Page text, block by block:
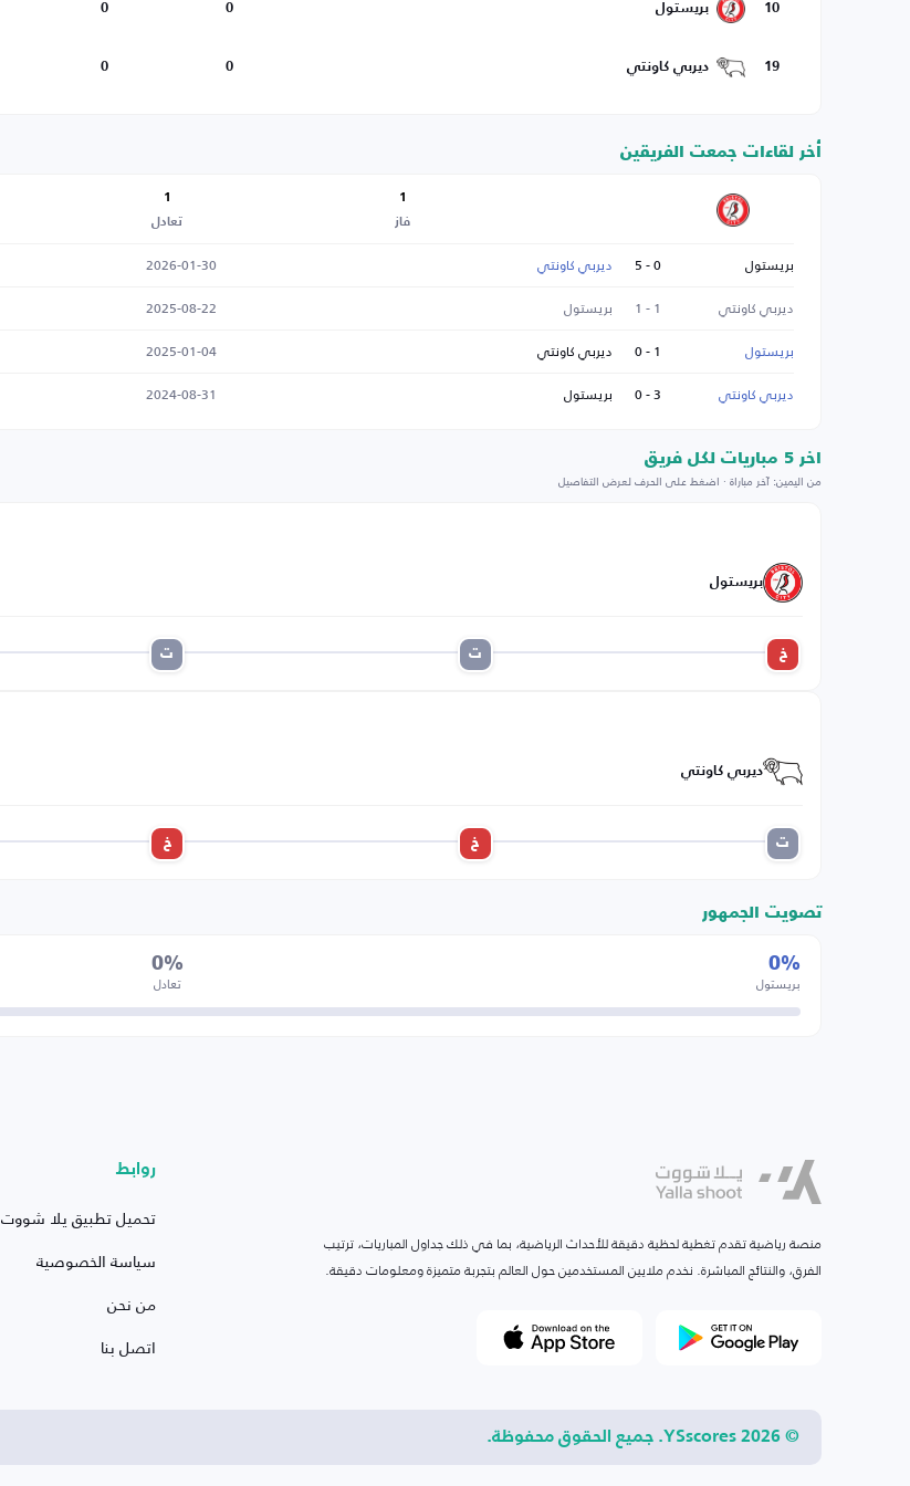
10 بريستول 0
0
19 ديربي كاونتي 0
0
أخر لقاءات جمعت الفريقين
1
فاز
1
تعادل
بريستول 0 - 5 ديربي كاونتي 2026-01-30
ديربي كاونتي
1 - 1 بريستول 2025-08-22
بريستول
1 - 0 ديربي كاونتي 2025-01-04
ديربي كاونتي
3 - 0 بريستول 2024-08-31
اخر 5 مباريات لكل فريق
من اليمين: آخر مباراة · اضغط على الحرف لعرض التفاصيل
بريستول
خ ت ت
ديربي كاونتي
ت خ خ
تصويت الجمهور
0%
بريستول
0%
تعادل
منصة رياضية تقدم تغطية لحظية دقيقة للأحداث الرياضية، بما في ذلك جداول المباريات، ترتيب
الفرق، والنتائج المباشرة. نخدم ملايين المستخدمين حول العالم بتجربة متميزة ومعلومات دقيقة.
روابط
تحميل تطبيق يلا شووت
سياسة الخصوصية
من نحن
اتصل بنا
© 2026 YSscores. جميع الحقوق محفوظة.